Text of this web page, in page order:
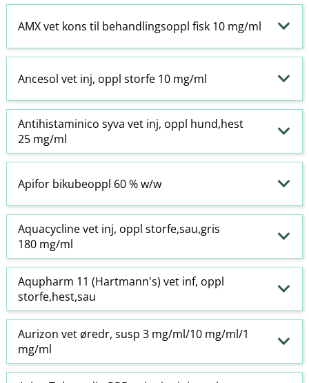
AMX vet kons til behandlingsoppl fisk 10 mg/ml
Ancesol vet inj, oppl storfe 10 mg/ml
Antihistaminico syva vet inj, oppl hund,hest
25 mg/ml
Apifor bikubeoppl 60 % w​/​w
Aquacycline vet inj, oppl storfe,sau,gris
180 mg/ml
Aqupharm 11 (Hartmann's) vet inf, oppl
storfe,hest,sau
Aurizon vet øredr, susp 3 mg/ml/10 mg/ml/1
mg/ml